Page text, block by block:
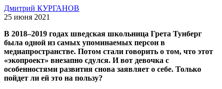
Дмитрий КУРГАНОВ
25 июня 2021
В 2018–2019 годах шведская школьница Грета Тунберг
была одной из самых упоминаемых персон в
медиапространстве. Потом стали говорить о том, что этот
«экопроект» внезапно сдулся. И вот девочка с
особенностями развития снова заявляет о себе. Только
пойдет ли ей это на пользу?